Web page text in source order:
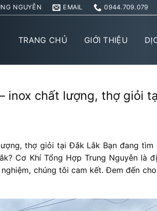
NGUYỄN EMAIL 0944.709.079
TRANG CHỦ GIỚI THIỆU
inox chất lượng, thợ giỏi
thợ giỏi tại Đắk Lắk Bạn đang
Cơ Khí Tổng Hợp Trung Nguyễn là
chúng tôi cam kết. Đem đến